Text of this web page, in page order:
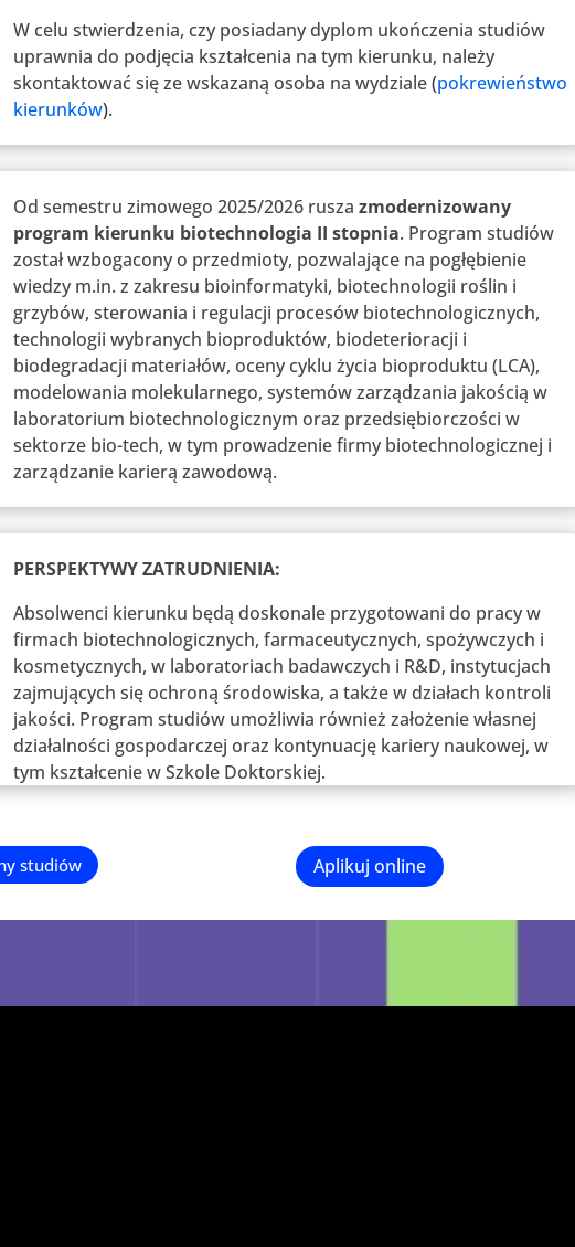
W celu stwierdzenia, czy posiadany dyplom ukończenia studiów
uprawnia do podjęcia kształcenia na tym kierunku, należy
skontaktować się ze wskazaną osoba na wydziale(pokrewieństwo
kierunków).
Od semestru zimowego 2025/2026 rusza zmodernizowany
program kierunku biotechnologia II stopnia. Program studiów
został wzbogacony o przedmioty, pozwalające na pogłębienie
wiedzy m.in. z zakresu bioinformatyki, biotechnologii roślin i
grzybów, sterowania i regulacji procesów biotechnologicznych,
technologii wybranych bioproduktów, biodeterioracji i
biodegradacji materiałów, oceny cyklu życia bioproduktu (LCA),
modelowania molekularnego, systemów zarządzania jakością w
laboratorium biotechnologicznym oraz przedsiębiorczości w
sektorze bio-tech, w tym prowadzenie firmy biotechnologicznej i
zarządzanie karierą zawodową.
PERSPEKTYWY ZATRUDNIENIA:
Absolwenci kierunku będą doskonale przygotowani do pracy w
firmach biotechnologicznych, farmaceutycznych, spożywczych i
kosmetycznych, w laboratoriach badawczych i R&D, instytucjach
zajmujących się ochroną środowiska, a także w działach kontroli
jakości. Program studiów umożliwia również założenie własnej
działalności gospodarczej oraz kontynuację kariery naukowej, w
tym kształcenie w Szkole Doktorskiej.
studiów Aplikuj online